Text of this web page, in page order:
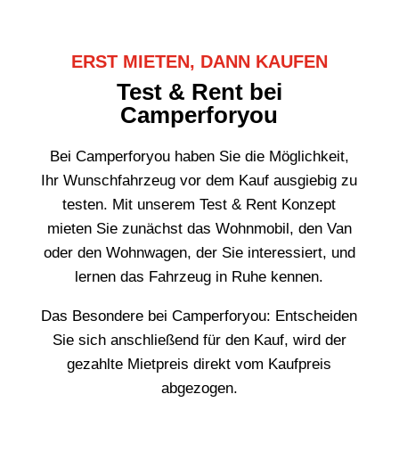
ERST MIETEN, DANN KAUFEN
Test & Rent bei
Camperforyou
Bei Camperforyou haben Sie die Möglichkeit,
Ihr Wunschfahrzeug vor dem Kauf ausgiebig zu
testen. Mit unserem Test & Rent Konzept
mieten Sie zunächst das Wohnmobil, den Van
oder den Wohnwagen, der Sie interessiert, und
lernen das Fahrzeug in Ruhe kennen.
Das Besondere bei Camperforyou: Entscheiden
Sie sich anschließend für den Kauf, wird der
gezahlte Mietpreis direkt vom Kaufpreis
abgezogen.